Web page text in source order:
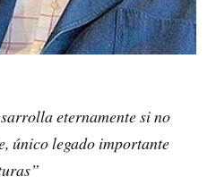
eternamente si no
único legado importante